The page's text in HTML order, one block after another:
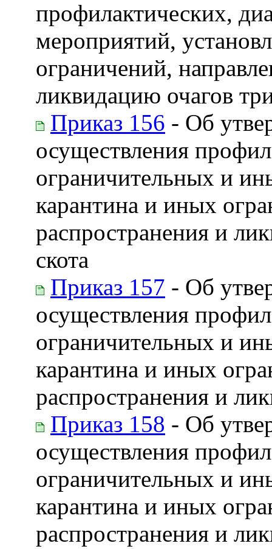
профилактических,
мероприятий,
ограничений,
ликвидацию очагов
Приказ 156 - Об
осуществления
ограничительных и
карантина и иных
распространения и
скота
Приказ 157 - Об
осуществления
ограничительных и
карантина и иных
распространения и
Приказ 158 - Об
осуществления
ограничительных и
карантина и иных
распространения и